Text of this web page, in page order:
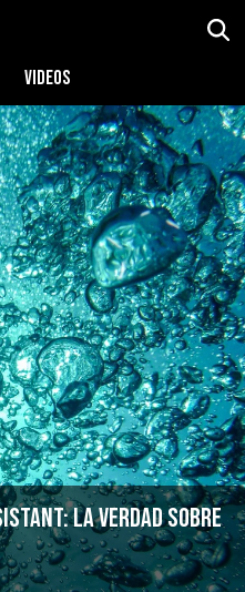
VIDEOS
la verdad sobre